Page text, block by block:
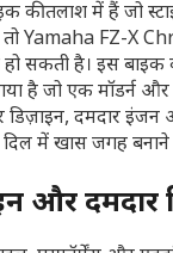
की तलाश में हैं जो
तो Yamaha FZ-X
हो सकती है। इस बाइक
है जो एक मॉडर्न
डिज़ाइन, दमदार
में खास जगह बनाने
और दमदार